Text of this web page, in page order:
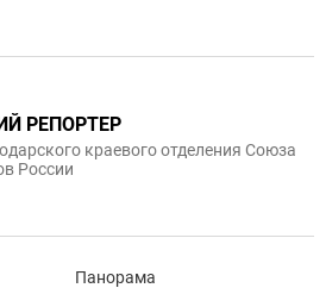
РЕПОРТЕР
краевого отделения Союза
России
Панорама